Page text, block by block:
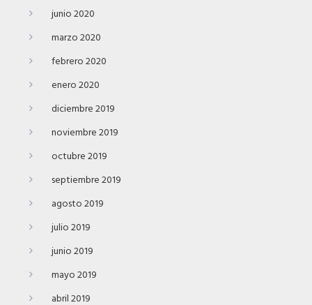
junio 2020
marzo 2020
febrero 2020
enero 2020
diciembre 2019
noviembre 2019
octubre 2019
septiembre 2019
agosto 2019
julio 2019
junio 2019
mayo 2019
abril 2019